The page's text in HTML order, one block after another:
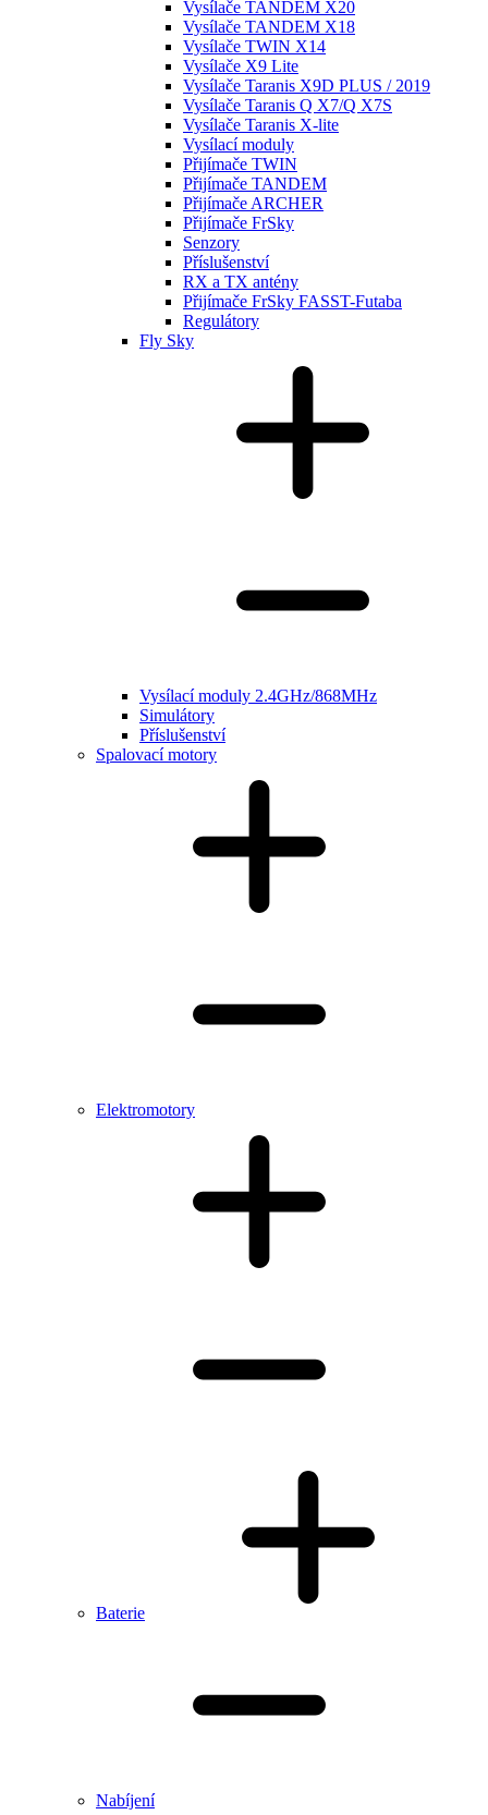
Vysílače TANDEM X20
Vysílače TANDEM X18
Vysílače TWIN X14
Vysílače X9 Lite
Vysílače Taranis X9D PLUS / 2019
Vysílače Taranis Q X7/Q X7S
Vysílače Taranis X-lite
Vysílací moduly
Přijímače TWIN
Přijímače TANDEM
Přijímače ARCHER
Přijímače FrSky
Senzory
Příslušenství
RX a TX antény
Přijímače FrSky FASST-Futaba
Regulátory
Fly Sky
Vysílací moduly 2.4GHz/868MHz
Simulátory
Příslušenství
Spalovací motory
Elektromotory
Baterie
Nabíjení